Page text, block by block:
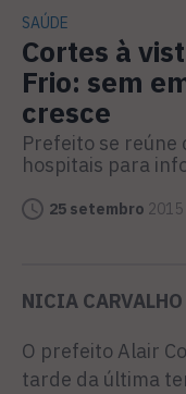
SAÚDE
Cortes à
Frio: sem
cresce
Prefeito se reúne
hospitais para
25 setembro 2015
NICIA CARVALHO
O prefeito Alair
tarde da úl­tima